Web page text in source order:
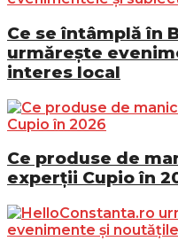
Ce se întâmplă în
urmărește
interes local
Ce produse de
experții Cupio în